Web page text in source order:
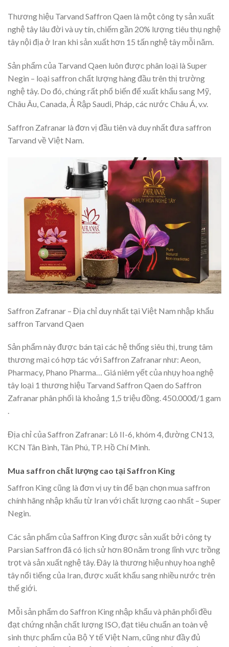
Thương hiệu Tarvand Saffron Qaen là một công ty sản xuất
nghệ tây lâu đời và uy tín, chiếm gần 20% lượng tiêu thụ nghệ
tây nội địa ở Iran khi sản xuất hơn 15 tấn nghệ tây mỗi năm.
Sản phẩm của Tarvand Qaen luôn được phân loại là Super
Negin – loại saffron chất lượng hàng đầu trên thị trường
nghệ tây. Do đó, chúng rất phổ biến để xuất khẩu sang Mỹ,
Châu Âu, Canada, Ả Rập Saudi, Pháp, các nước Châu Á, v.v.
Saffron Zafranar là đơn vị đầu tiên và duy nhất đưa saffron
Tarvand về Việt Nam.
Saffron Zafranar – Địa chỉ duy nhất tại Việt Nam nhập khẩu
saffron Tarvand Qaen
Sản phẩm này được bán tại các hệ thống siêu thị, trung tâm
thương mại có hợp tác với Saffron Zafranar như: Aeon,
Pharmacy, Phano Pharma… Giá niêm yết của nhụy hoa nghệ
tây loại 1 thương hiệu Tarvand Saffron Qaen do Saffron
Zafranar phân phối là khoảng 1,5 triệu đồng. 450.000đ/1 gam
.
Địa chỉ của Saffron Zafranar: Lô II-6, khóm 4, đường CN13,
KCN Tân Bình, Tân Phú, TP. Hồ Chí Minh.
Mua saffron chất lượng cao tại Saffron King
Saffron King cũng là đơn vị uy tín để bạn chọn mua saffron
chính hãng nhập khẩu từ Iran với chất lượng cao nhất – Super
Negin.
Các sản phẩm của Saffron King được sản xuất bởi công ty
Parsian Saffron đã có lịch sử hơn 80 năm trong lĩnh vực trồng
trọt và sản xuất nghệ tây. Đây là thương hiệu nhụy hoa nghệ
tây nổi tiếng của Iran, được xuất khẩu sang nhiều nước trên
thế giới.
Mỗi sản phẩm do Saffron King nhập khẩu và phân phối đều
đạt chứng nhận chất lượng ISO, đạt tiêu chuẩn an toàn vệ
sinh thực phẩm của Bộ Y tế Việt Nam, cũng như đầy đủ